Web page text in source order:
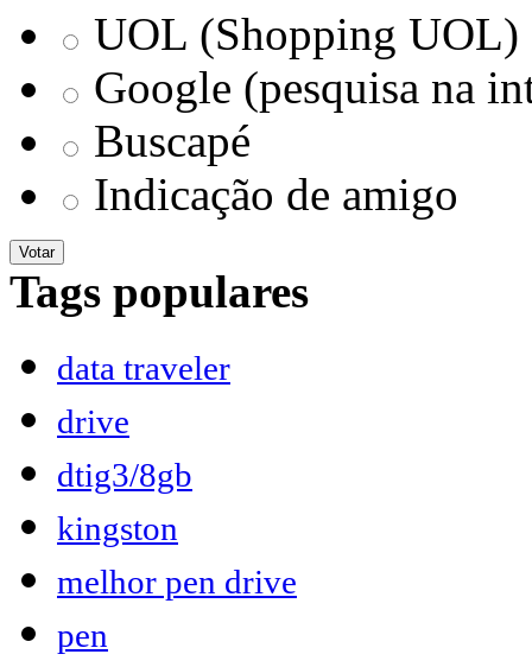
UOL (Shopping UOL)
Google (pesquisa na
Buscapé
Indicação de amigo
Votar
Tags populares
data traveler
drive
dtig3/8gb
kingston
melhor pen drive
pen